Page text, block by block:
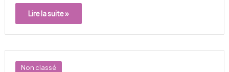
Lire la suite »
Non classé